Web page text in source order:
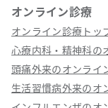
オンライン診療
オンライン診療トッ
心療内科・精神科の
頭痛外来のオンライ
生活習慣病外来のオ